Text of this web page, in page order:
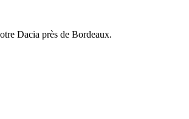
Dacia près de Bordeaux.